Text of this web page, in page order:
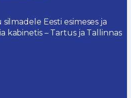
Eesti esimeses ja
kabinetis – Tartus ja Tallinnas